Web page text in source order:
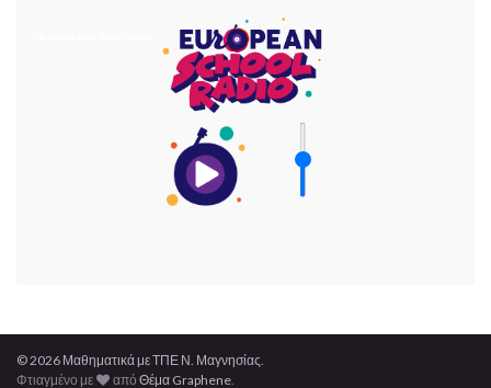
© 2026 Μαθηματικά με ΤΠΕ Ν. Μαγνησίας.
Φτιαγμένο με
απόΘέμα Graphene.